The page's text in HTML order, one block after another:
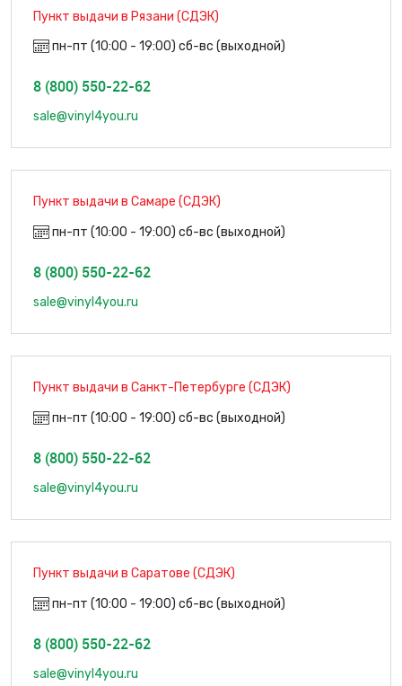
Пункт выдачи в Рязани (СДЭК)
пн-пт (10:00 - 19:00) сб-вс (выходной)
8 (800) 550-22-62
sale@vinyl4you.ru
Пункт выдачи в Самаре (СДЭК)
пн-пт (10:00 - 19:00) сб-вс (выходной)
8 (800) 550-22-62
sale@vinyl4you.ru
Пункт выдачи в Санкт-Петербурге (СДЭК)
пн-пт (10:00 - 19:00) сб-вс (выходной)
8 (800) 550-22-62
sale@vinyl4you.ru
Пункт выдачи в Саратове (СДЭК)
пн-пт (10:00 - 19:00) сб-вс (выходной)
8 (800) 550-22-62
sale@vinyl4you.ru